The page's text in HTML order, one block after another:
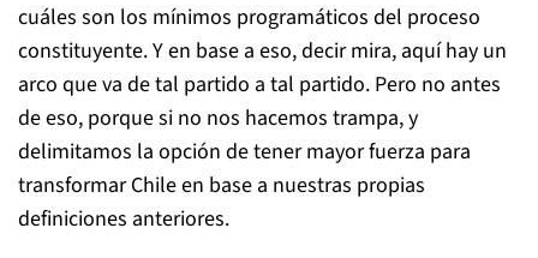
cuáles son los mínimos programáticos del proceso
constituyente. Y en base a eso, decir mira, aquí hay un
arco que va de tal partido a tal partido. Pero no antes
de eso, porque si no nos hacemos trampa, y
delimitamos la opción de tener mayor fuerza para
transformar Chile en base a nuestras propias
definiciones anteriores.